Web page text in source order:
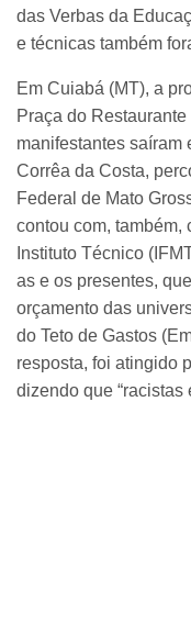
das Verbas da
e técnicas também
Em Cuiabá (MT), a
Praça do
manifestantes saíram
Corrêa da Costa,
Federal de Mato
contou com, também,
Instituto Técnico
as e os presentes,
orçamento das
do Teto de Gastos
resposta, foi atingido
dizendo que “racistas